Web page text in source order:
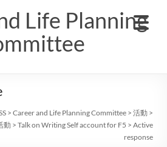
Life Planning
>Career and Life Planning Committee >活動 >
動 >Talk on Writing Self account for F5 >Active
response